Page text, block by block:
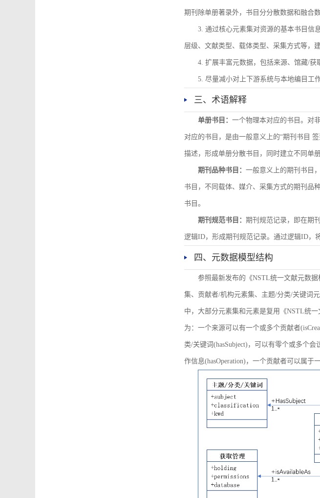
期刊除单册著录外，书目分分散数据和融合
3. 通过核心元素集对资源的基本书目信
层级、文献类型、载体类型、采集方式等，
4. 扩展丰富元数据，包括来源、馆藏/获
5. 尽量减小对上下游系统与本地编目工
三、术语解释
单册书目： 一个物理本对应的书目。对
对应的书目，是由一般意义上的“期刊书目
描述，形成单册分散书目，同时建立不同单
期刊品种书目： 一般意义上的期刊书目
书目，不同载体、媒介、采集方式的期刊品
书目。
期刊规范书目： 期刊规范记录，即在期
逻辑ID，形成期刊规范记录。通过逻辑ID，
四、元数据模型结构
参照最新发布的《NSTL统一文献元数
集、贡献者/机构元素集、主题/分类/关键词
中，大部分元素集和元素是复用《NSTL统
为：一个来源可以有一个或多个贡献者
类/关键词(hasSubject)，可以有零个或多个
作信息(hasOperation)，一个贡献者可以属于